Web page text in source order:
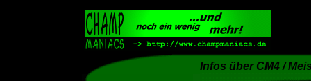
Infos über CM4 /